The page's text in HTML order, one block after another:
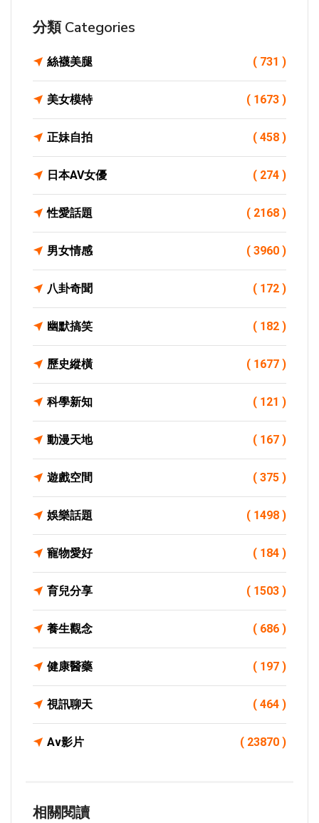
分類 Categories
絲襪美腿 ( 731 )
美女模特 ( 1673 )
正妹自拍 ( 458 )
日本AV女優 ( 274 )
性愛話題 ( 2168 )
男女情感 ( 3960 )
八卦奇聞 ( 172 )
幽默搞笑 ( 182 )
歷史縱橫 ( 1677 )
科學新知 ( 121 )
動漫天地 ( 167 )
遊戲空間 ( 375 )
娛樂話題 ( 1498 )
寵物愛好 ( 184 )
育兒分享 ( 1503 )
養生觀念 ( 686 )
健康醫藥 ( 197 )
視訊聊天 ( 464 )
Av影片 ( 23870 )
相關閱讀